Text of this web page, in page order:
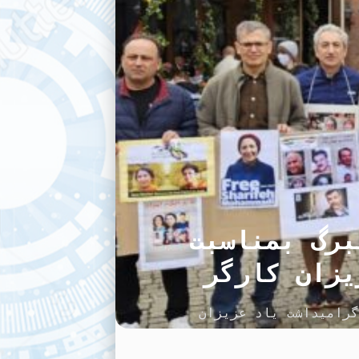
بمناسبت
ایرانی ـ گوتنبرگ بمناسبت اول ماه مه ۲۰۲۵ و در گرامیداشت یاد عزیزان